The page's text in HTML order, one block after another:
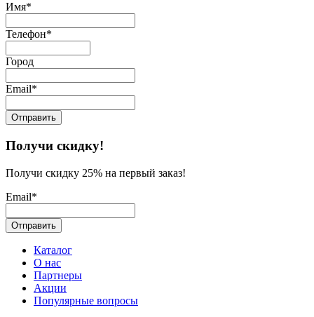
Имя*
Телефон*
Город
Email*
Получи скидку!
Получи скидку 25% на первый заказ!
Email*
Каталог
О нас
Партнеры
Акции
Популярные вопросы